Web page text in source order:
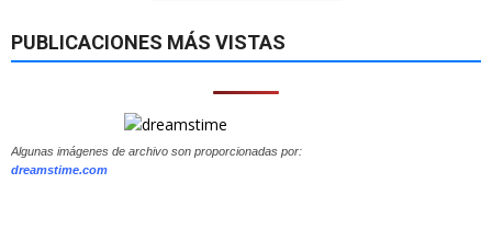
PUBLICACIONES MÁS VISTAS
Algunas imágenes de archivo son proporcionadas por:
dreamstime.com